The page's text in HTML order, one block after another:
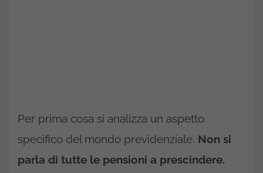
Per prima cosa si analizza un aspetto
specifico del mondo previdenziale. Non si
parla di tutte le pensioni a prescindere.